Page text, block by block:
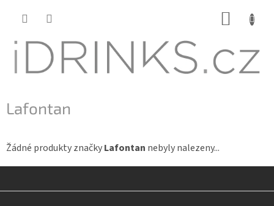
Lafontan
Žádné produkty značkyLafontan nebyly nalezeny...